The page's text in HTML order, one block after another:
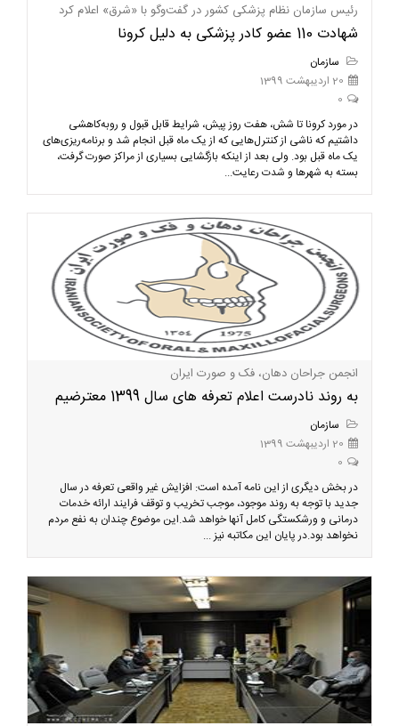
رئیس سازمان نظام پزشکی کشور در گفت‌و‌گو با «شرق» اعلام کرد
شهادت 110 عضو کادر پزشکی به دلیل کرونا
سازمان
20 اردیبهشت 1399
0
در مورد کرونا تا شش، هفت روز پیش، شرایط قابل قبول و روبه‌کاهشی
داشتیم که ناشی از کنترل‌هایی که از یک ماه قبل انجام شد و برنامه‌ریزی‌های
یک ماه قبل بود. ولی بعد از اینکه بازگشایی بسیاری از مراکز صورت گرفت،
بسته به شهرها و شدت رعایت...
انجمن جراحان دهان، فک و صورت ایران
به روند نادرست اعلام تعرفه های سال 1399 معترضیم
سازمان
20 اردیبهشت 1399
0
در بخش دیگری از این نامه آمده است: افزایش غیر واقعی تعرفه در سال
جدید با توجه به روند موجود، موجب تخریب و توقف فرایند ارائه خدمات
درمانی و ورشکستگی کامل آنها خواهد شد.این موضوع چندان به نفع مردم
نخواهد بود.در پایان این مکاتبه نیز ...